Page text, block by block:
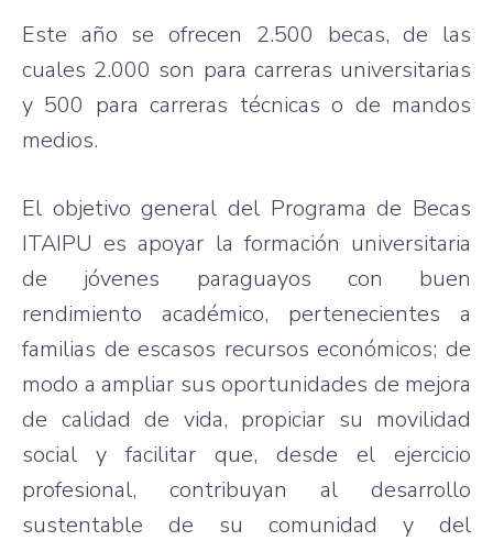
Este año se ofrecen 2.500 becas, de las
cuales 2.000 son para carreras universitarias
y 500 para carreras técnicas o de mandos
medios.
El objetivo general del Programa de Becas
ITAIPU es apoyar la formación universitaria
de jóvenes paraguayos con buen
rendimiento académico, pertenecientes a
familias de escasos recursos económicos; de
modo a ampliar sus oportunidades de mejora
de calidad de vida, propiciar su movilidad
social y facilitar que, desde el ejercicio
profesional, contribuyan al desarrollo
sustentable de su comunidad y del